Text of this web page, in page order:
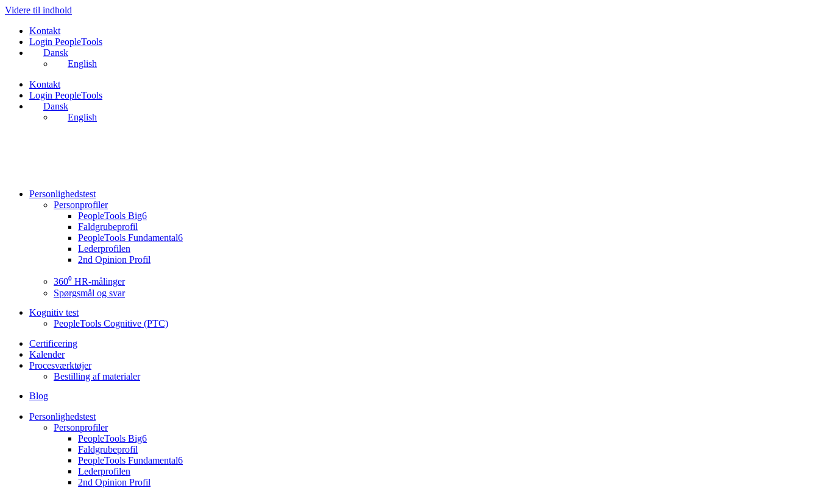
Videre til indhold
Kontakt
Login PeopleTools
Dansk
English
Kontakt
Login PeopleTools
Dansk
English
Personlighedstest
Personprofiler
PeopleTools Big6
Faldgrubeprofil
PeopleTools Fundamental6
Lederprofilen
2nd Opinion Profil
360⁰ HR-målinger
Spørgsmål og svar
Kognitiv test
PeopleTools Cognitive (PTC)
Certificering
Kalender
Procesværktøjer
Bestilling af materialer
Blog
Personlighedstest
Personprofiler
PeopleTools Big6
Faldgrubeprofil
PeopleTools Fundamental6
Lederprofilen
2nd Opinion Profil